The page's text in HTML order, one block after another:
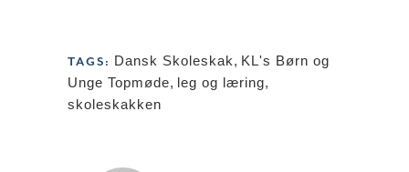
TAGS: Dansk Skoleskak, KL's Børn og
Unge Topmøde, leg og læring,
skoleskakken